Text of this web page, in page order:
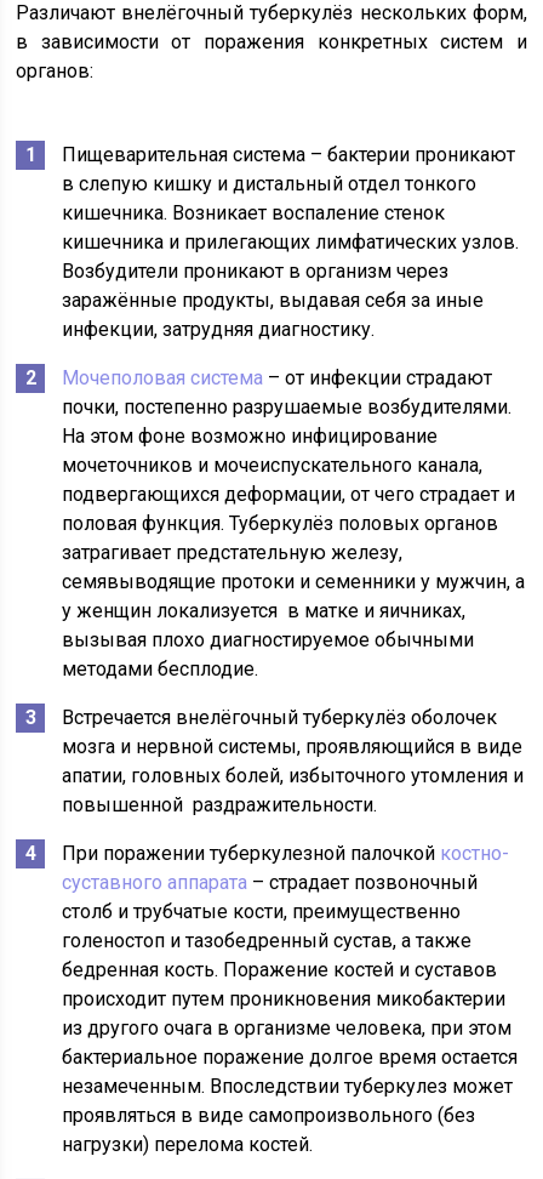
Различают внелёгочный туберкулёз нескольких форм,
в зависимости от поражения конкретных систем и
органов:
Пищеварительная система – бактерии проникают
в слепую кишку и дистальный отдел тонкого
кишечника. Возникает воспаление стенок
кишечника и прилегающих лимфатических узлов.
Возбудители проникают в организм через
заражённые продукты, выдавая себя за иные
инфекции, затрудняя диагностику.
Мочеполовая система – от инфекции страдают
почки, постепенно разрушаемые возбудителями.
На этом фоне возможно инфицирование
мочеточников и мочеиспускательного канала,
подвергающихся деформации, от чего страдает и
половая функция. Туберкулёз половых органов
затрагивает предстательную железу,
семявыводящие протоки и семенники у мужчин, а
у женщин локализуется в матке и яичниках,
вызывая плохо диагностируемое обычными
методами бесплодие.
Встречается внелёгочный туберкулёз оболочек
мозга и нервной системы, проявляющийся в виде
апатии, головных болей, избыточного утомления и
повышенной раздражительности.
При поражении туберкулезной палочкой костно-
суставного аппарата – страдает позвоночный
столб и трубчатые кости, преимущественно
голеностоп и тазобедренный сустав, а также
бедренная кость. Поражение костей и суставов
происходит путем проникновения микобактерии
из другого очага в организме человека, при этом
бактериальное поражение долгое время остается
незамеченным. Впоследствии туберкулез может
проявляться в виде самопроизвольного (без
нагрузки) перелома костей.